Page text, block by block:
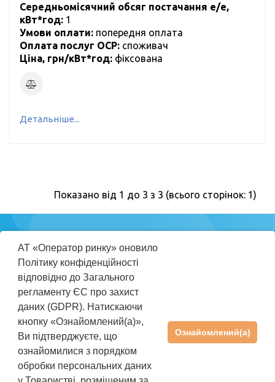
Середньомісячний обсяг постачання е/е,
кВт*год: 1
Умови оплати: попередня оплата
Оплата послуг ОСР: cпоживач
Ціна, грн/кВт*год: фіксована
Детальніше...
Показано від 1 до 3 з 3 (всього сторінок: 1)
Міністерство
енергетики
України
ПРАВИЛА КОРИСТУВАННЯ REP
ІНСТРУКЦІЯ КОРИСТУВАЧА
ПІДТРИМКА +38(044) 205-01-36
rep@oree.com.ua
©2026 АТ «Оператор ринку». Усі права захищені
АТ «Оператор ринку» оновило
Політику конфіденційності
відповідно до Загального
регламенту ЄС про захист
даних (GDPR). Натискаючи
кнопку «Ознайомлений(а)»,
Ви підтверджуєте, що
ознайомилися з порядком
обробки персональних даних
Ознайомлений(а)